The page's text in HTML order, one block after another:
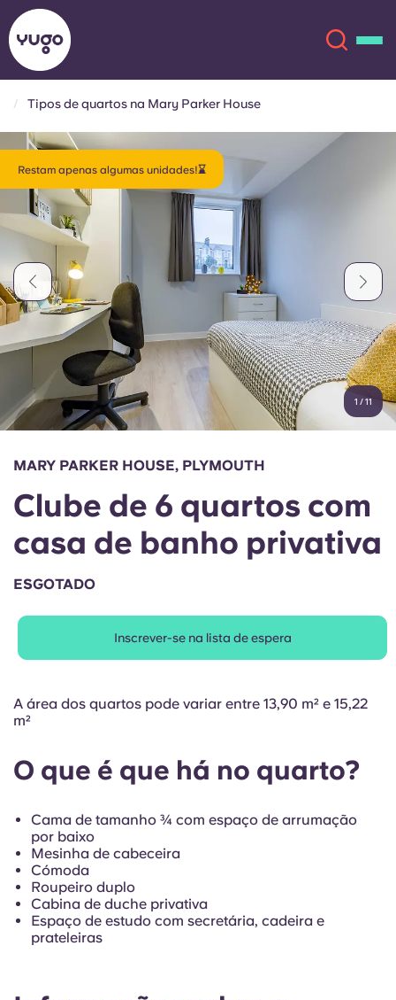
Sobre
Localizações
Mais
Conta Língua
English (GB)
Chinese
Español
Italian
Selecione um país
Iniciar sessão
Reservar agora
English (US)
Català Deutsch
Italian French
Portuguese
Tipos de quartos na Mary Parker House
Restam apenas algumas unidades!⌛
1 /11
MARY PARKER HOUSE, PLYMOUTH
Clube de 6 quartos com
casa de banho privativa
ESGOTADO
Inscrever-se na lista de espera
A área dos quartos pode variar entre 13,90 m² e 15,22
m²
O que é que há no quarto?
Cama de tamanho ¾ com espaço de arrumação
por baixo
Mesinha de cabeceira
Cómoda
Roupeiro duplo
Cabina de duche privativa
Espaço de estudo com secretária, cadeira e
prateleiras